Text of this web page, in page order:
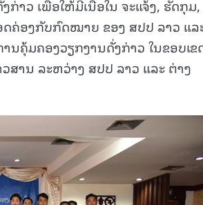
າວ ເພື່ອໃຫ້ມີເນື້ອໃນ ຈະແຈ້ງ, ຮັດກຸມ,
ຄ່ອງກັບກົດໝາຍ ຂອງ ສປປ ລາວ ແລ
ຄຸ້ມຄອງວຽກງານດັ່ງກ່າວ ໃນຂອບເ
ສານ ລະຫວ່າງ ສປປ ລາວ ແລະ ຕ່າງ